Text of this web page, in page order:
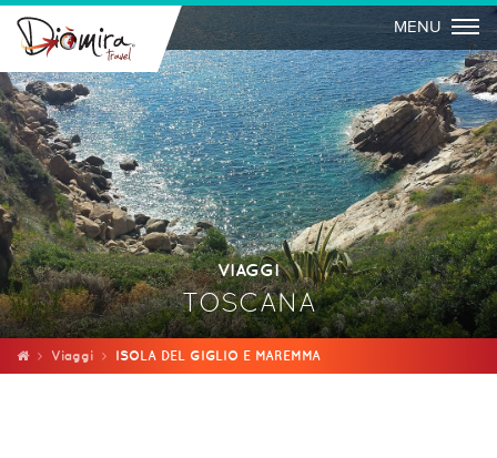
MENU
VIAGGI
TOSCANA
Viaggi ISOLA DEL GIGLIO E MAREMMA